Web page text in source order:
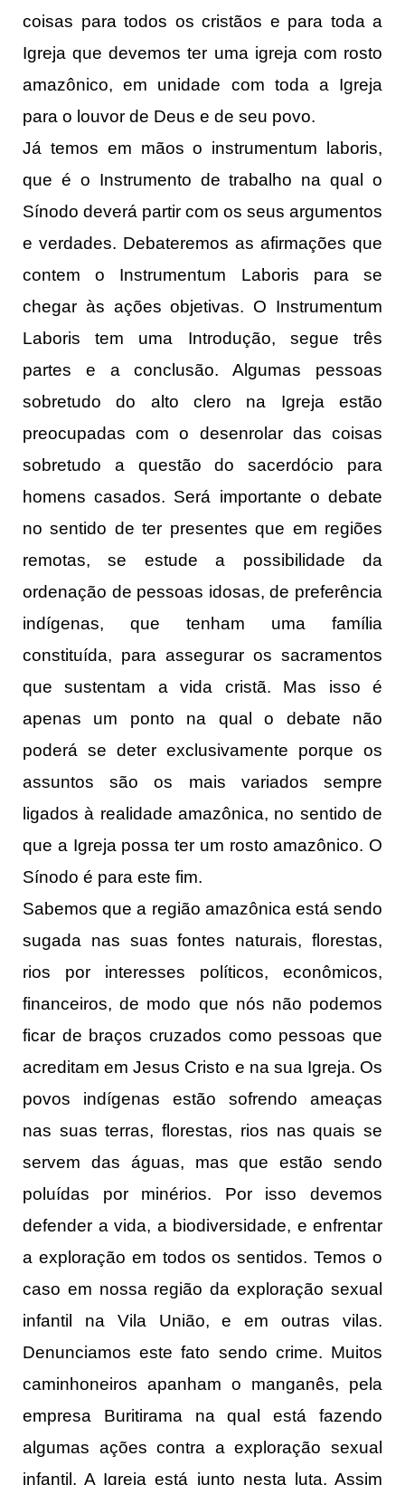
coisas para todos os cristãos e para toda a
Igreja que devemos ter uma igreja com rosto
amazônico, em unidade com toda a Igreja
para o louvor de Deus e de seu povo.
Já temos em mãos o instrumentum laboris,
que é o Instrumento de trabalho na qual o
Sínodo deverá partir com os seus argumentos
e verdades. Debateremos as afirmações que
contem o Instrumentum Laboris para se
chegar às ações objetivas. O Instrumentum
Laboris tem uma Introdução, segue três
partes e a conclusão. Algumas pessoas
sobretudo do alto clero na Igreja estão
preocupadas com o desenrolar das coisas
sobretudo a questão do sacerdócio para
homens casados. Será importante o debate
no sentido de ter presentes que em regiões
remotas, se estude a possibilidade da
ordenação de pessoas idosas, de preferência
indígenas, que tenham uma família
constituída, para assegurar os sacramentos
que sustentam a vida cristã. Mas isso é
apenas um ponto na qual o debate não
poderá se deter exclusivamente porque os
assuntos são os mais variados sempre
ligados à realidade amazônica, no sentido de
que a Igreja possa ter um rosto amazônico. O
Sínodo é para este fim.
Sabemos que a região amazônica está sendo
sugada nas suas fontes naturais, florestas,
rios por interesses políticos, econômicos,
financeiros, de modo que nós não podemos
ficar de braços cruzados como pessoas que
acreditam em Jesus Cristo e na sua Igreja. Os
povos indígenas estão sofrendo ameaças
nas suas terras, florestas, rios nas quais se
servem das águas, mas que estão sendo
poluídas por minérios. Por isso devemos
defender a vida, a biodiversidade, e enfrentar
a exploração em todos os sentidos. Temos o
caso em nossa região da exploração sexual
infantil na Vila União, e em outras vilas.
Denunciamos este fato sendo crime. Muitos
caminhoneiros apanham o manganês, pela
empresa Buritirama na qual está fazendo
algumas ações contra a exploração sexual
infantil. A Igreja está junto nesta luta. Assim